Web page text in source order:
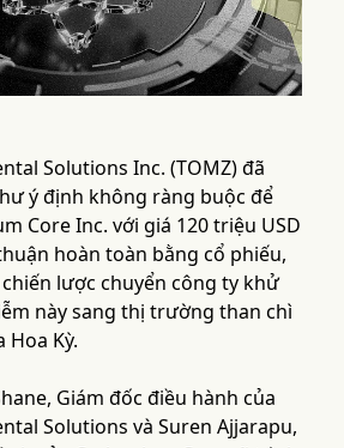
Solutions Inc. (TOMZ) đã
ý định không ràng buộc để
Core Inc. với giá 120 triệu USD
hoàn toàn bằng cổ phiếu,
lược chuyển công ty khử
này sang thị trường than chì
Hoa Kỳ.
Giám đốc điều hành của
Solutions và Suren Ajjarapu,